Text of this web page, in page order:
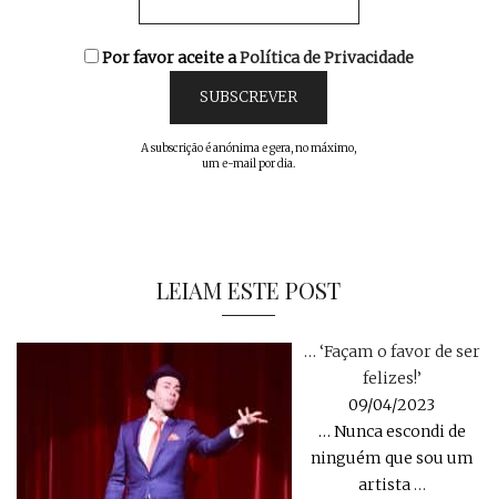
Por favor aceite aPolítica de Privacidade
A subscrição é anónima e gera, no máximo,
um e-mail por dia.
LEIAM ESTE POST
… ‘Façam o favor de ser
felizes!’
09/04/2023
… Nunca escondi de
ninguém que sou um
artista…